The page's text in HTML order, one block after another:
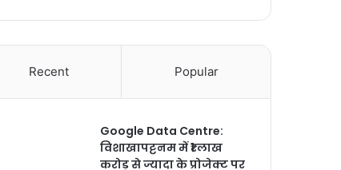
Recent Popular
Google Data Centre:
विशाखापट्टनम में ₹1 लाख
करोड़ से ज्यादा के प्रोजेक्ट पर